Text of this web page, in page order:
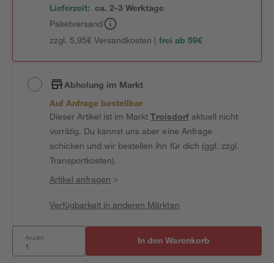
Lieferzeit: ca. 2-3 Werktage
Paketversand
zzgl. 5,95€ Versandkosten | frei ab 59€
Abholung im Markt
Auf Anfrage bestellbar
Dieser Artikel ist im MarktTroisdorfaktuell nicht
vorrätig. Du kannst uns aber eine Anfrage
schicken und wir bestellen ihn für dich (ggf. zzgl.
Transportkosten).
Artikel anfragen >
Verfügbarkeit in anderen Märkten
Anzahl: In den Warenkorb